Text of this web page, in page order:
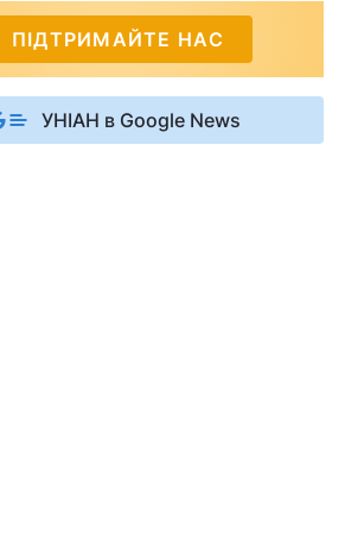
ПІДТРИМАЙТЕ НАС
УНІАН в Google News